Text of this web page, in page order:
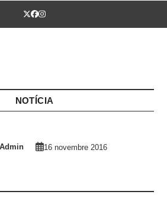
Twitter
Facebook
Instagram
NOTÍCIA
16 novembre 2016